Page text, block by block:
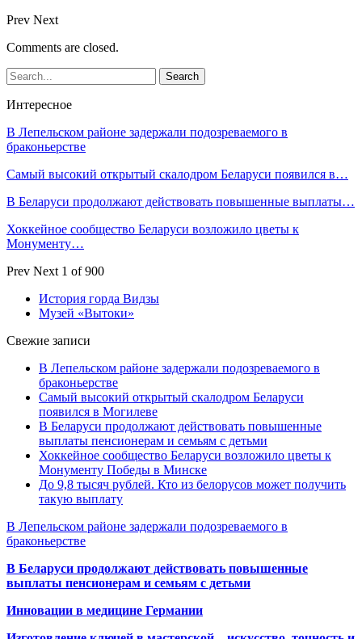
Prev Next
Comments are closed.
Интересное
В Лепельском районе задержали подозреваемого в
браконьерстве
Самый высокий открытый скалодром Беларуси появился в…
В Беларуси продолжают действовать повышенные выплаты…
Хоккейное сообщество Беларуси возложило цветы к
Монументу…
Prev Next 1 of 900
История горда Видзы
Музей «Вытоки»
Свежие записи
В Лепельском районе задержали подозреваемого в
браконьерстве
Самый высокий открытый скалодром Беларуси
появился в Могилеве
В Беларуси продолжают действовать повышенные
выплаты пенсионерам и семьям с детьми
Хоккейное сообщество Беларуси возложило цветы к
Монументу Победы в Минске
До 9,8 тысяч рублей. Кто из белорусов может получить
такую выплату
В Лепельском районе задержали подозреваемого в
браконьерстве
В Беларуси продолжают действовать повышенные
выплаты пенсионерам и семьям с детьми
Инновации в медицине Германии